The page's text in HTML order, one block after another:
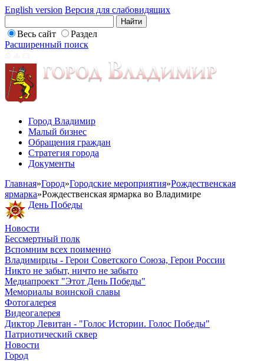
English version Версия для слабовидящих
Весь сайт
Раздел
Расширенный поиск
Город Владимир
Малый бизнес
Обращения граждан
Стратегия города
Документы
Главная»Город»Городские мероприятия»Рождественская
ярмарка»Рождественская ярмарка во Владимире
День Победы
Новости
Бессмертный полк
Вспомним всех поименно
Владимирцы - Герои Советского Союза, Герои России
Никто не забыт, ничто не забыто
Медиапроект "Этот День Победы"
Мемориалы воинской славы
Фотогалерея
Видеогалерея
Диктор Левитан - "Голос Истории. Голос Победы"
Патриотический сквер
Новости
Город